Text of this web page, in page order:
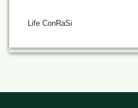
Life ConRaSi